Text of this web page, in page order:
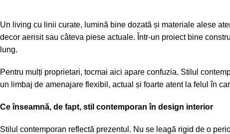
Un living cu linii curate, lumină bine dozată și materiale alese
decor aerisit sau câteva piese actuale. Într-un proiect bine
lung.
Pentru mulți proprietari, tocmai aici apare confuzia. Stilul
un limbaj de amenajare flexibil, actual și foarte atent la felul în
Ce înseamnă, de fapt, stil contemporan în design interior
Stilul contemporan reflectă prezentul. Nu se leagă rigid de o